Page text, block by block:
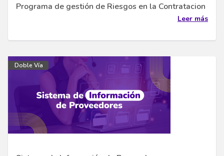
Programa de gestión de Riesgos en la Contratacion
Leer más
Doble Vía